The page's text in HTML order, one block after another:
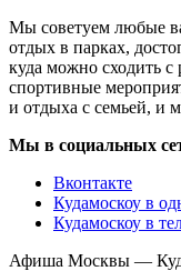
Мы советуем любые
отдых в парках,
куда можно сходить с
спортивные
и отдыха с семьей, и
Мы в социальных
Вконтакте
Кудамоскоу в
Кудамоскоу в
Афиша Москвы —